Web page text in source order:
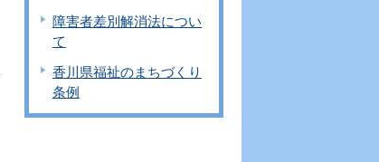
障害者差別解消法につい
て
香川県福祉のまちづくり
条例